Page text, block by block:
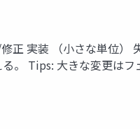
実装 （小さな単位）
。 Tips: 大きな変更は